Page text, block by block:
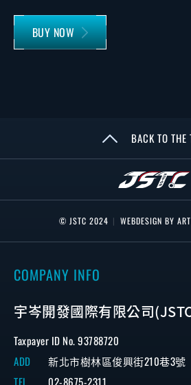
BUY NOW
BACK TO THE
© JSTC 2024 | WEBDESIGN BY
COMPANY INFO
宇岑開發國際有限公司
Taxpayer ID No. 93788720
ADD
新北市樹林區俊興街210巷3號
TEL
02-8675-2311